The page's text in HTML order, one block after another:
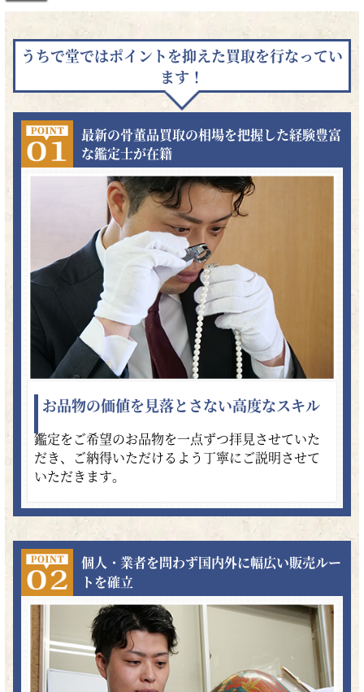
うちで堂ではポイントを抑えた買取を行なってい
ます！
最新の骨董品買取の相場を把握した経験豊富
な鑑定士が在籍
お品物の価値を見落とさない高度なスキル
鑑定をご希望のお品物を一点ずつ拝見させていた
だき、ご納得いただけるよう丁寧にご説明させて
いただきます。
個人・業者を問わず国内外に幅広い販売ルー
トを確立